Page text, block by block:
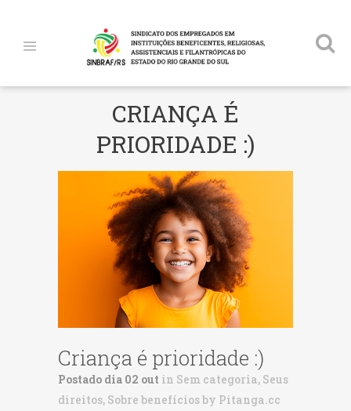
CRIANÇA É
PRIORIDADE :)
Criança é prioridade :)
Postado dia 02 out in Sem categoria, Seus
direitos, Sobre benefíciosby Pitanga.cc